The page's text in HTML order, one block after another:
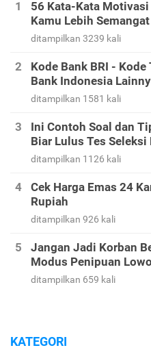
56 Kata-Kata
Kamu Lebih
ditampilkan 3239 kali
Kode Bank BRI -
Bank Indonesia
ditampilkan 1581 kali
Ini Contoh Soal dan
Biar Lulus Tes Seleksi
ditampilkan 1126 kali
Cek Harga Emas 24
Rupiah
ditampilkan 926 kali
Jangan Jadi Korban
Modus Penipuan
ditampilkan 659 kali
KATEGORI